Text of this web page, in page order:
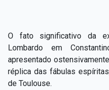
O fato significativo da
Lombardo em
apresentado
réplica das fábulas
de Toulouse.